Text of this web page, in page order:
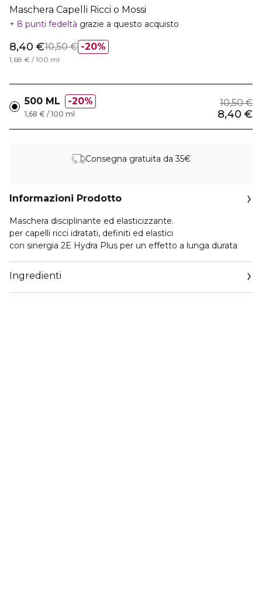
Maschera Capelli Ricci o Mossi
8 punti fedeltà grazie a questo acquisto
20%
8,40 €10,50 €
1,68 € / 100 ml
500 ML 20% 10,50 €
8,40 €
1,68 € / 100 ml
Consegna gratuita da 35€
Informazioni Prodotto
Maschera disciplinante ed elasticizzante.
per capelli ricci idratati, definiti ed elastici
con sinergia 2E Hydra Plus per un effetto a lunga durata
Ingredienti